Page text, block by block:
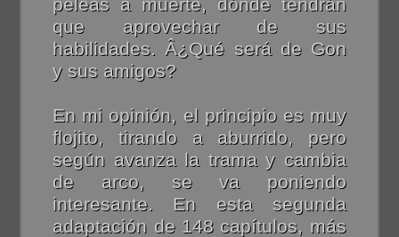
que aprovechar de sus
habilidades. Â¿Qué será de Gon
y sus amigos?
En mi opinión, el principio es muy
flojito, tirando a aburrido, pero
según avanza la trama y cambia
de arco, se va poniendo
interesante. En esta segunda
adaptación de 148 capítulos, más